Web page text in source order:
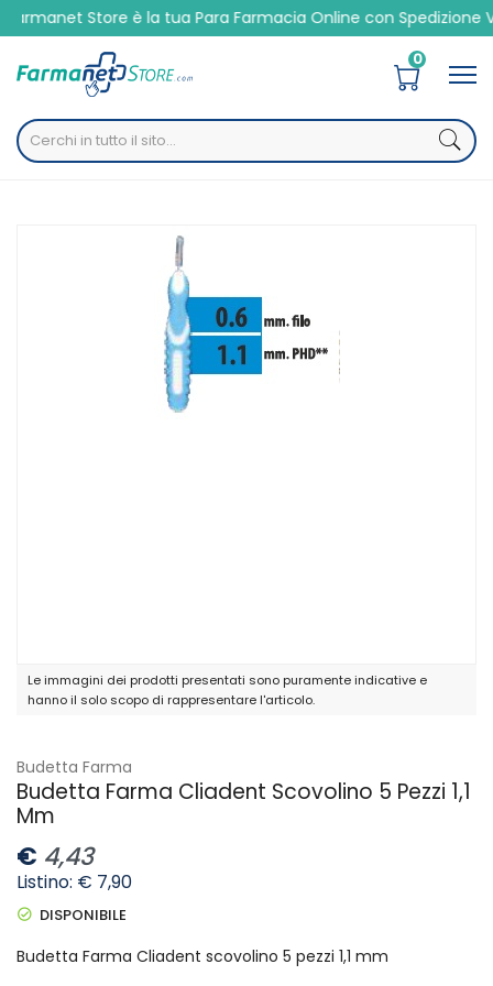
la tua Para Farmacia Online con Spedizione Veloce 24/48h
0
Cavo orale
Budetta Farma Cliadent Scovolino 5 Pezzi 1,1 Mm
Le immagini dei prodotti presentati sono puramente indicative e
hanno il solo scopo di rappresentare l'articolo.
Budetta Farma
Budetta Farma Cliadent Scovolino 5 Pezzi 1,1
Mm
€ 4,43
Listino: € 7,90
DISPONIBILE
Budetta Farma Cliadent scovolino 5 pezzi 1,1 mm